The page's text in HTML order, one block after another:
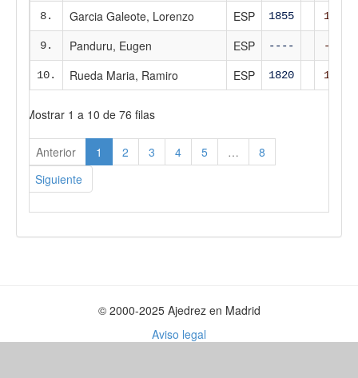
8. Garcia Galeote, Lorenzo ESP 1855 1891
9. Panduru, Eugen ESP ---- ----
10. Rueda Maria, Ramiro ESP 1820 1856
Mostrar 1 a 10 de 76 filas
Anterior 1 2 3 4 5 …
8
Siguiente
© 2000-2025 Ajedrez en Madrid
Aviso legal